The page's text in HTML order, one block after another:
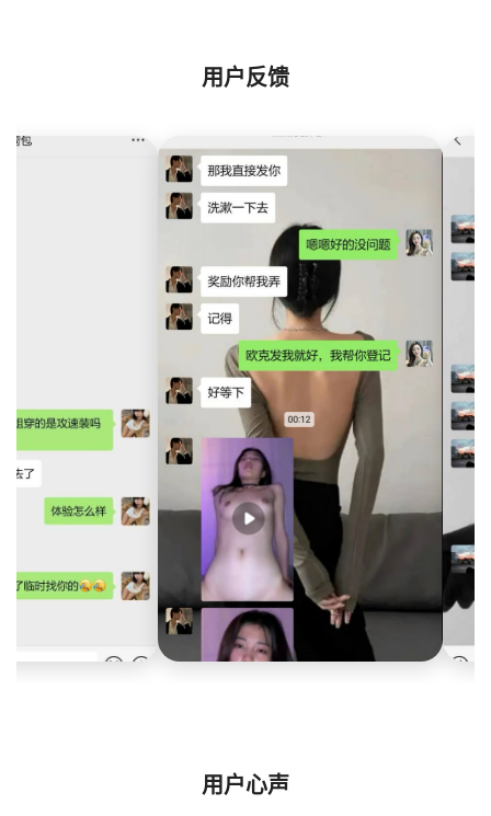
用户反馈
用户心声